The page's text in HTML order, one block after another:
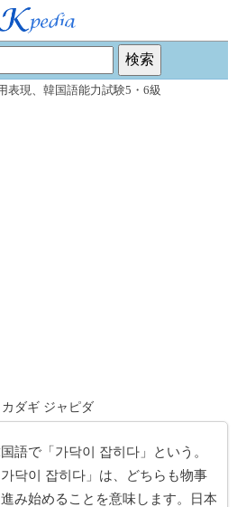
表現、 韓国語能力試験5・6級
ダギ ジャピダ
語で「가닥이 잡히다」という。
닥이 잡히다」は、どちらも物事
み始めることを意味します。日本